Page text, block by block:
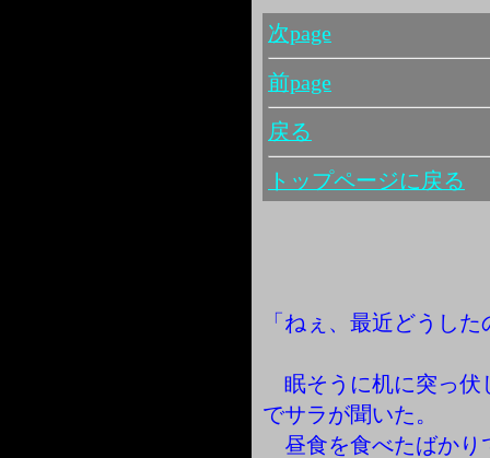
次page
前page
戻る
トップページに戻る
「ねぇ、最近どうした
眠そうに机に突っ伏
でサラが聞いた。
昼食を食べたばかり